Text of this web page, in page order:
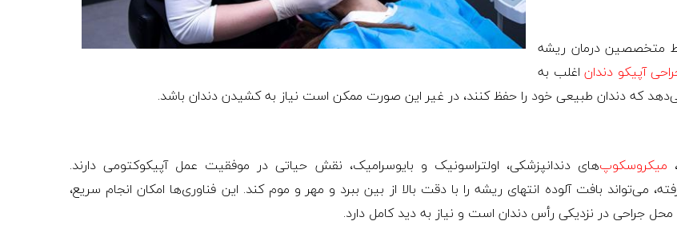
متخصصین درمان ریشه
آپیکو دندان اغلب به
که دندان طبیعی خود را حفظ کنند، در غیر این صورت ممکن است نیاز به کشیدن دندان باشد.
میکروسکوپ‌های دندانپزشکی، اولتراسونیک و بایوسرامیک، نقش حیاتی در موفقیت عمل آپیکوکتومی دارند.
می‌تواند بافت آلوده انتهای ریشه را با دقت بالا از بین ببرد و مهر و موم کند. این فناوری‌ها امکان انجام سریع،
جراحی در نزدیکی رأس دندان است و نیاز به دید کامل دارد.